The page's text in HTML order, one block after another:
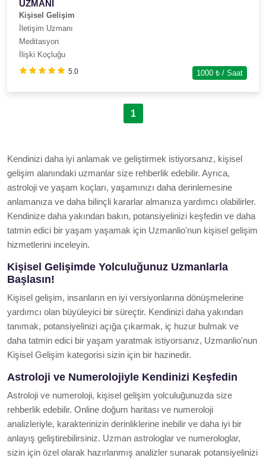
UZMANI
Kişisel Gelişim
İletişim Uzmanı
Meditasyon
İlişki Koçluğu
5.0 1000 ₺ / Saat
1
Kendinizi daha iyi anlamak ve geliştirmek istiyorsanız, kişisel
gelişim alanındaki uzmanlar size rehberlik edebilir. Ayrıca,
astroloji ve yaşam koçları, yaşamınızı daha derinlemesine
anlamanıza ve daha bilinçli kararlar almanıza yardımcı olabilirler.
Kendinize daha yakından bakın, potansiyelinizi keşfedin ve daha
tatmin edici bir yaşam yaşamak için Uzmanlio'nun kişisel gelişim
hizmetlerini inceleyin.
Kişisel Gelişimde Yolculuğunuz Uzmanlarla
Başlasın!
Kişisel gelişim, insanların en iyi versiyonlarına dönüşmelerine
yardımcı olan büyüleyici bir süreçtir. Kendinizi daha yakından
tanımak, potansiyelinizi açığa çıkarmak, iç huzur bulmak ve
daha tatmin edici bir yaşam yaratmak istiyorsanız, Uzmanlio'nun
Kişisel Gelişim kategorisi sizin için bir hazinedir.
Astroloji ve Numerolojiyle Kendinizi Keşfedin
Astroloji ve numeroloji, kişisel gelişim yolculuğunuzda size
rehberlik edebilir. Online doğum haritası ve numeroloji
analizleriyle, karakterinizin derinliklerine inebilir ve daha iyi bir
anlayış geliştirebilirsiniz. Uzman astrologlar ve numerologlar,
sizin için özel olarak hazırlanmış analizler sunarak potansiyelinizi